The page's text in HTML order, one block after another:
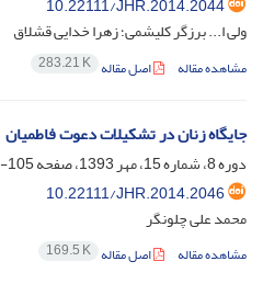
ولی ا... برزگر کلیشمی؛ زهرا خدایی قشلاق
مشاهده مقاله اصل مقاله 283.21 K
جایگاه زنان در تشکیلات دعوت فاطمیان
دوره 8، شماره 15، مهر 1393، صفحه
105-120
10.22111/JHR.2014.2046
محمد علی چلونگر
مشاهده مقاله اصل مقاله 169.5 K